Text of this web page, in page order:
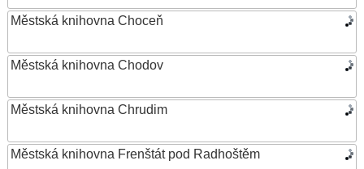
Městská knihovna Choceň
Městská knihovna Chodov
Městská knihovna Chrudim
Městská knihovna Frenštát pod Radhoštěm